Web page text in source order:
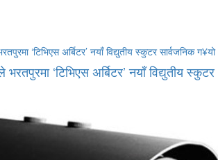
‘टिभिएस अर्बिटर’ नयाँ विद्युतीय स्कुटर